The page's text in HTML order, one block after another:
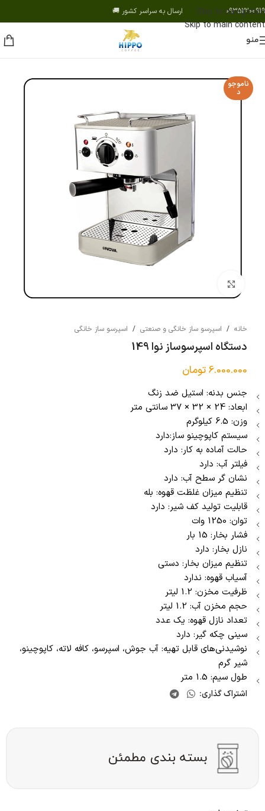
Skip to navigation
Skip to main content
09352200919 ارسال به سراسر کشور 🚚
منو
ناموجو
د
خانه / اسپرسو ساز خانگی و صنعتی / اسپرسو ساز خانگی
دستگاه اسپرسوساز نوا 149
6.000.000تومان
جنس بدنه: استیل ضد زنگ
ابعاد: 24 × 32 × 37 سانتی متر
وزن: 6.5 کیلوگرم
سیستم کاپوچینو ساز:دارد
حالت آماده به کار: دارد
فیلتر آب: دارد
نشان گر سطح آب: دارد
تنظیم میزان غلظت قهوه: بله
قابلیت تولید کف شیر: دارد
توان: 1250 وات
فشار بخار: 15 بار
نازل بخار: دارد
تنظیم میزان بخار: دستی
آسیاب قهوه: ندارد
ظرفیت مخزن: 1.2 لیتر
حجم مخزن آب: 1.2 لیتر
تعداد نازل قهوه: یک عدد
سینی چکه گیر: دارد
نوشیدنی‌های قابل تهیه: آب جوش، اسپرسو، کافه لاته، کاپوچینو،
شیر گرم
طول سیم: 1.5 متر
اشتراک گذاری: